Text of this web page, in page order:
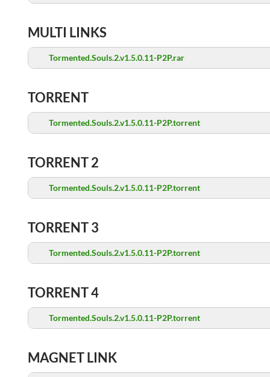
MULTI LINKS
Tormented.Souls.2.v1.5.0.11-P2P.rar
TORRENT
Tormented.Souls.2.v1.5.0.11-P2P.torrent
TORRENT 2
Tormented.Souls.2.v1.5.0.11-P2P.torrent
TORRENT 3
Tormented.Souls.2.v1.5.0.11-P2P.torrent
TORRENT 4
Tormented.Souls.2.v1.5.0.11-P2P.torrent
MAGNET LINK